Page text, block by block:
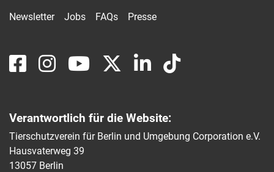
Newsletter Jobs FAQs Presse
Verantwortlich für die Website:
Tierschutzverein für Berlin und Umgebung Corporation e.V.
Hausvaterweg 39
13057 Berlin